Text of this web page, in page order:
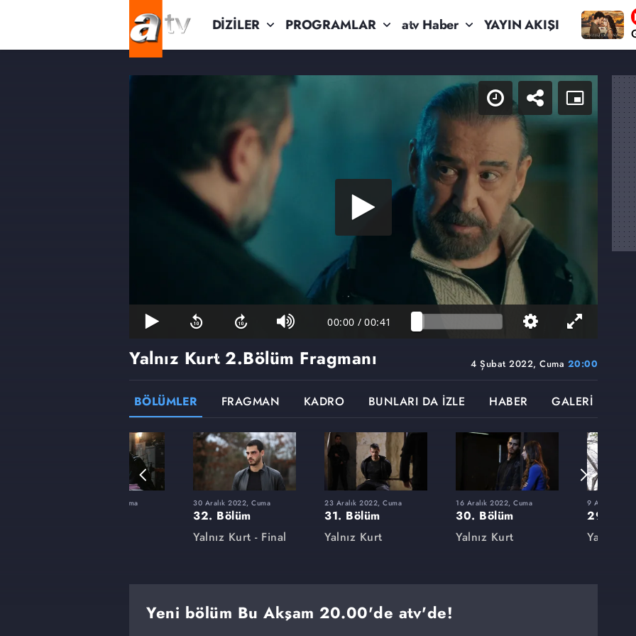
DİZİLER PROGRAMLAR atv Haber YAYIN AKIŞI
00:00 / 00:41
4 Şubat 2022, Cuma 20:00
Yalnız Kurt 2.Bölüm Fragmanı
BÖLÜMLER FRAGMAN KADRO BUNLARI DA İZLE HABER GALERİ
27 Mayıs 2022, Cuma 30 Aralık 2022, Cuma
32. Bölüm
Yalnız Kurt - Final
23 Aralık 2022, Cuma
31. Bölüm
Yalnız Kurt
16 Aralık 2022, Cuma
30. Bölüm
Yalnız Kurt
9 Aralık 2022,
29. Bölüm
Yalnız Kurt
Yeni bölüm Bu Akşam 20.00'de atv'de!